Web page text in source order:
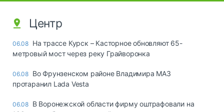
Центр
06.08 На трассе Курск – Касторное обновляют 65-
метровый мост через реку Грайворонка
06.08 Во Фрунзенском районе Владимира МАЗ
протаранил Lada Vesta
06.08 В Воронежской области фирму оштрафовали на